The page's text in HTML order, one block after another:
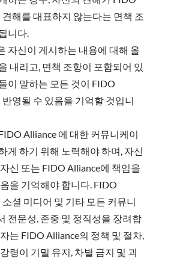
견해를 대표하지 않는다는 면책 조
니다.
자신이 게시하는 내용에 대해 올
내리고, 면책 조항이 포함되어 있
이 말하는 모든 것이 FIDO
영될 수 있음을 기억할 것입니
Alliance 에 대한 커뮤니케이
게 하기 위해 노력해야 하며, 자신
신 또는 FIDO Alliance에 책임을
을 기억해야 합니다. FIDO
셜 미디어 및 기타 모든 커뮤니
전문성, 존중 및 정직성을 장려합
는 FIDO Alliance의 정책 및 절차,
령이 기밀 유지, 차별 금지 및 괴